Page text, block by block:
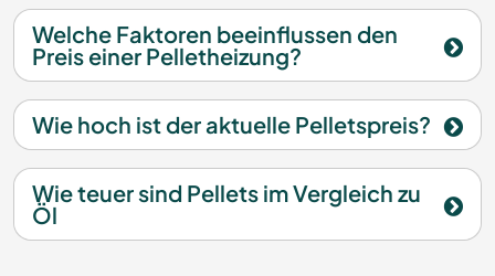
Welche Faktoren beeinflussen den
Preis einer Pelletheizung?
Wie hoch ist der aktuelle Pelletspreis?
Wie teuer sind Pellets im Vergleich zu
Öl